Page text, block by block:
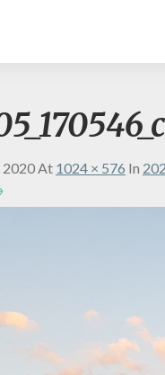
2020At 1024 × 576 In